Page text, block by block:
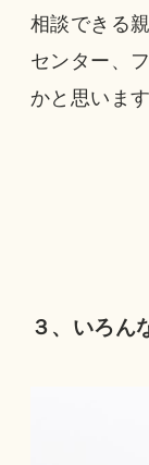
相談できる
センター、
かと思います
３、いろん